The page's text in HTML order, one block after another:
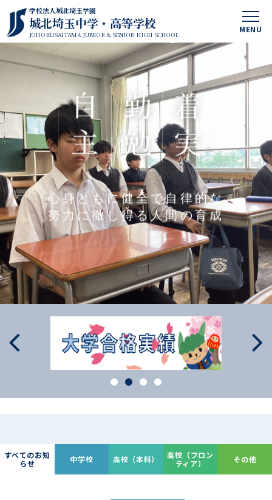
MENU
学校法人城北埼玉学園
城北埼玉中学・高等学校
JOHOKUSAITAMA JUNIOR & SENIOR HIGH SCHOOL
心身ともに健全で自律的な
努力に徹し得る人間の育成
すべてのお知
らせ
中学校 高校（本科）
高校（フロン
ティア）
その他